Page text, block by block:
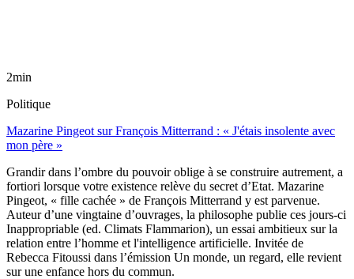
2min
Politique
Mazarine Pingeot sur François Mitterrand : « J'étais insolente avec
mon père »
Grandir dans l’ombre du pouvoir oblige à se construire autrement, a
fortiori lorsque votre existence relève du secret d’Etat. Mazarine
Pingeot, « fille cachée » de François Mitterrand y est parvenue.
Auteur d’une vingtaine d’ouvrages, la philosophe publie ces jours-ci
Inappropriable (ed. Climats Flammarion), un essai ambitieux sur la
relation entre l’homme et l'intelligence artificielle. Invitée de
Rebecca Fitoussi dans l’émission Un monde, un regard, elle revient
sur une enfance hors du commun.